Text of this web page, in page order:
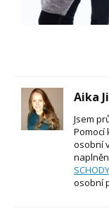
Aika
Jsem
Pomocí
osobní
osobní